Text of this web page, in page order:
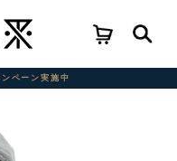
ペーン実施中